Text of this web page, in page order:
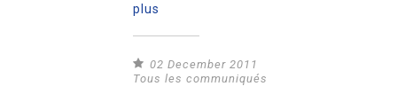
plus
02 December 2011
Tous les communiqués